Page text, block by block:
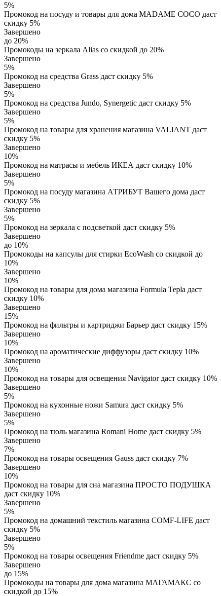
5%
Промокод на посуду и товары для дома MADAME COCO даст
скидку 5%
Завершено
до 20%
Промокоды на зеркала Alias со скидкой до 20%
Завершено
5%
Промокод на средства Grass даст скидку 5%
Завершено
5%
Промокод на средства Jundo, Synergetic даст скидку 5%
Завершено
5%
Промокод на товары для хранения магазина VALIANT даст
скидку 5%
Завершено
10%
Промокод на матрасы и мебель ИКЕА даст скидку 10%
Завершено
5%
Промокод на посуду магазина АТРИБУТ Вашего дома даст
скидку 5%
Завершено
5%
Промокод на зеркала с подсветкой даст скидку 5%
Завершено
до 10%
Промокоды на капсулы для стирки EcoWash со скидкой до
10%
Завершено
10%
Промокод на товары для дома магазина Formula Tepla даст
скидку 10%
Завершено
15%
Промокод на фильтры и картриджи Барьер даст скидку 15%
Завершено
10%
Промокод на ароматические диффузоры даст скидку 10%
Завершено
10%
Промокод на товары для освещения Navigator даст скидку 10%
Завершено
5%
Промокод на кухонные ножи Samura даст скидку 5%
Завершено
5%
Промокод на тюль магазина Romani Home даст скидку 5%
Завершено
7%
Промокод на товары освещения Gauss даст скидку 7%
Завершено
10%
Промокод на товары для сна магазина ПРОСТО ПОДУШКА
даст скидку 10%
Завершено
5%
Промокод на домашний текстиль магазина COMF-LIFE даст
скидку 5%
Завершено
5%
Промокод на товары освещения Friendme даст скидку 5%
Завершено
до 15%
Промокоды на товары для дома магазина МАГАМАКС со
скидкой до 15%